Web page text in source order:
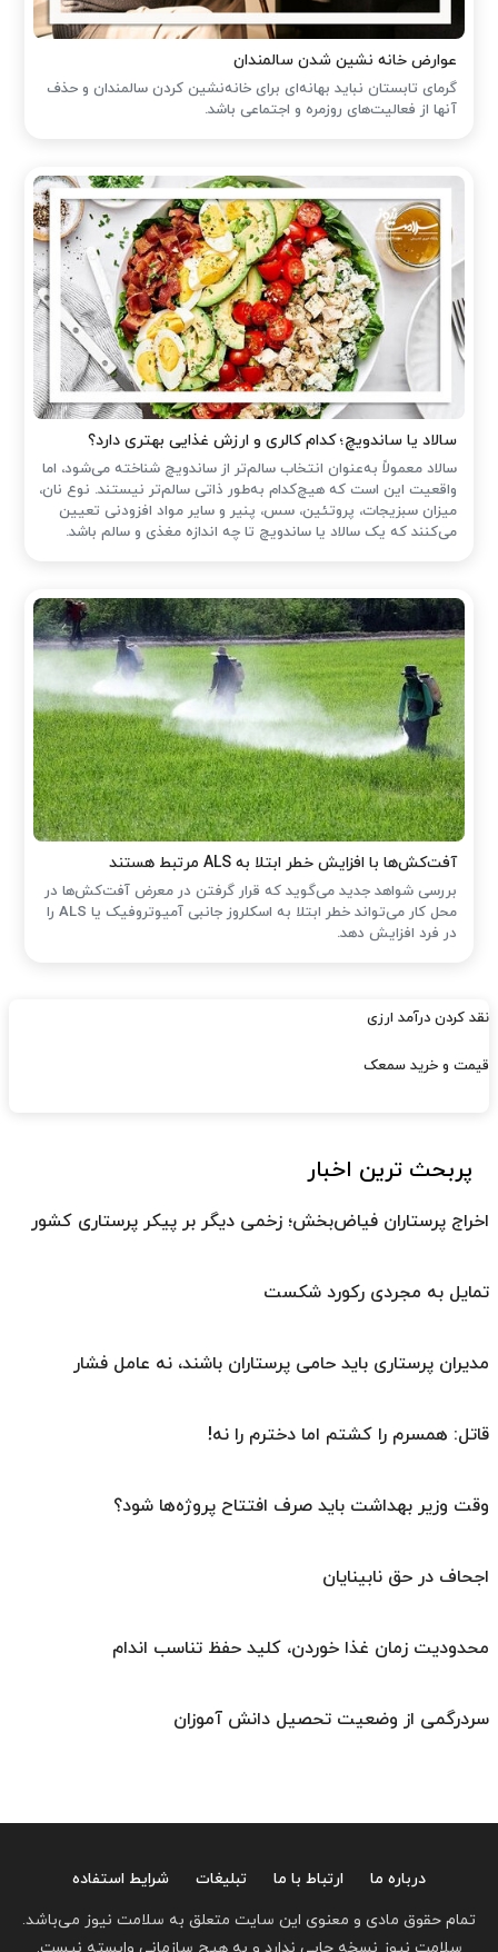
عوارض خانه نشین شدن سالمندان
گرمای تابستان نباید بهانه‌ای برای خانه‌نشین کردن سالمندان و حذف
آنها از فعالیت‌های روزمره و اجتماعی باشد.
سالاد یا ساندویچ؛ کدام کالری و ارزش غذایی بهتری دارد؟
سالاد معمولاً به‌عنوان انتخاب سالم‌تر از ساندویچ شناخته می‌شود، اما
واقعیت این است که هیچ‌کدام به‌طور ذاتی سالم‌تر نیستند. نوع نان،
میزان سبزیجات، پروتئین، سس، پنیر و سایر مواد افزودنی تعیین
می‌کنند که یک سالاد یا ساندویچ تا چه اندازه مغذی و سالم باشد.
آفت‌کش‌ها با افزایش خطر ابتلا به ALS مرتبط هستند
بررسی شواهد جدید می‌گوید که قرار گرفتن در معرض آفت‌کش‌ها در
محل کار می‌تواند خطر ابتلا به اسکلروز جانبی آمیوتروفیک یا ALS را
در فرد افزایش دهد.
نقد کردن درآمد ارزی
قیمت و خرید سمعک
پربحث ترین اخبار
اخراج پرستاران فیاض‌بخش؛ زخمی دیگر بر پیکر پرستاری کشور
تمایل به مجردی رکورد شکست
مدیران پرستاری باید حامی پرستاران باشند، نه عامل فشار
قاتل: همسرم را کشتم اما دخترم را نه!
وقت وزیر بهداشت باید صرف افتتاح پروژه‌ها شود؟
اجحاف در حق نابینایان
محدودیت زمان غذا خوردن، کلید حفظ تناسب اندام
سردرگمی از وضعیت تحصیل دانش آموزان
درباره ما ارتباط با ما تبلیغات
شرایط استفاده
تمام حقوق مادی و معنوی این سایت متعلق به سلامت نیوز می‌باشد.